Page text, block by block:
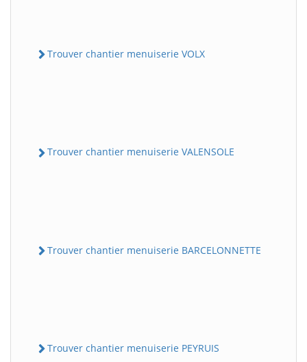
Trouver chantier menuiserie VOLX
Trouver chantier menuiserie VALENSOLE
Trouver chantier menuiserie BARCELONNETTE
Trouver chantier menuiserie PEYRUIS